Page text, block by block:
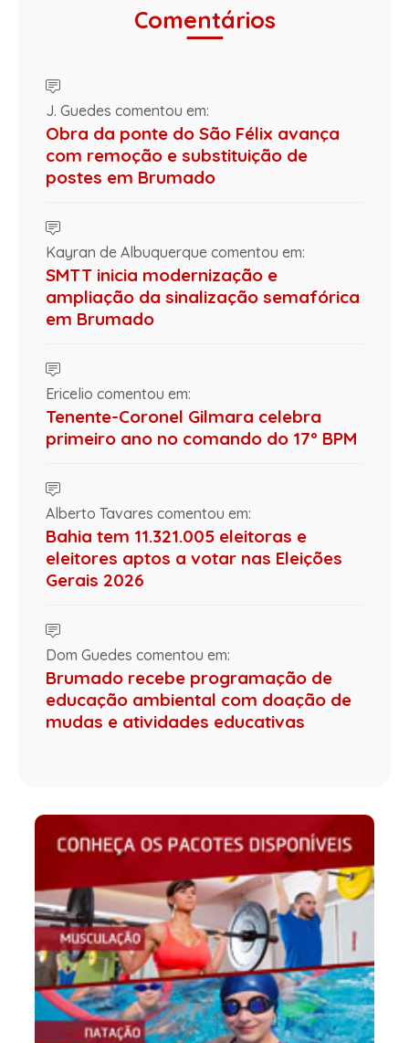
Comentários
J. Guedes comentou em:
Obra da ponte do São Félix avança
com remoção e substituição de
postes em Brumado
Kayran de Albuquerque comentou em:
SMTT inicia modernização e
ampliação da sinalização semafórica
em Brumado
Ericelio comentou em:
Tenente-Coronel Gilmara celebra
primeiro ano no comando do 17º BPM
Alberto Tavares comentou em:
Bahia tem 11.321.005 eleitoras e
eleitores aptos a votar nas Eleições
Gerais 2026
Dom Guedes comentou em:
Brumado recebe programação de
educação ambiental com doação de
mudas e atividades educativas